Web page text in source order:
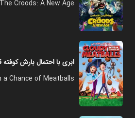
The Croods: A New Age
ابری با احتمال بارش کوفته
a Chance of Meatballs